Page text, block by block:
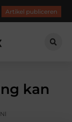
Artikel publiceren
kan